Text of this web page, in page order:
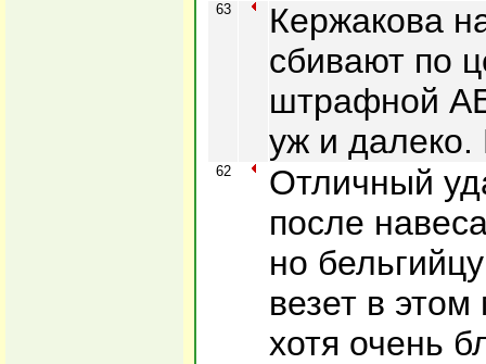
63
Кержакова
сбивают по
штрафной
уж и
62
Отличный
после
но
везет в
хотя очень